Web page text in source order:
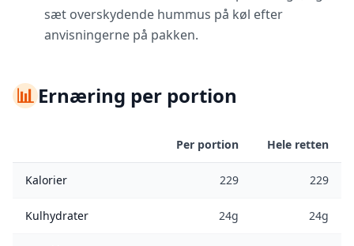
sæt overskydende hummus på køl efter
anvisningerne på pakken.
📊Ernæring per portion
Per portion Hele retten
Kalorier 229 229
Kulhydrater 24g 24g